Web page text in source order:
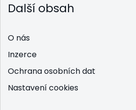
Další obsah
O nás
Inzerce
Ochrana osobních dat
Nastavení cookies